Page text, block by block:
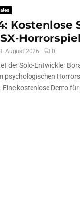
Kostenlose
August 2026 0
der Solo-Entwickler
psychologischen
kostenlose Demo